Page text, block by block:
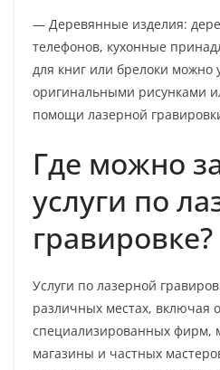
— Деревянные изделия:
телефонов, кухонные
для книг или брелоки можно
оригинальными рисунками
помощи лазерной
Где можно
услуги по
гравировке?
Услуги по лазерной
различных местах, включая
специализированных фирм,
магазины и частных